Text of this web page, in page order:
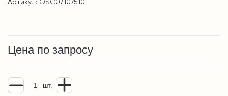
Артикул: OSC07107510
Цена по запросу
шт.